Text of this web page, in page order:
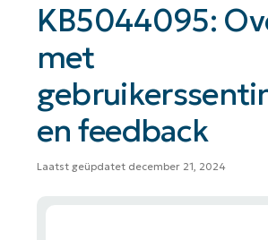
KB5044095:
met
en feedback
Laatst geüpdatet december 21, 2024